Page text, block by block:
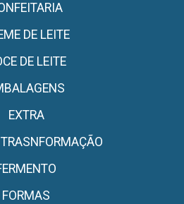
DE LEITE
DE LEITE
EXTRA
FORMAS